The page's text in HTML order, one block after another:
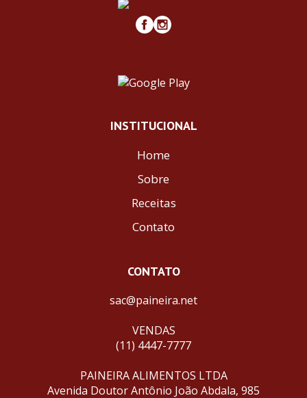
INSTITUCIONAL
Home
Sobre
Receitas
Contato
CONTATO
sac@paineira.net
VENDAS
(11) 4447-7777
PAINEIRA ALIMENTOS LTDA
Avenida Doutor Antônio João Abdala, 985